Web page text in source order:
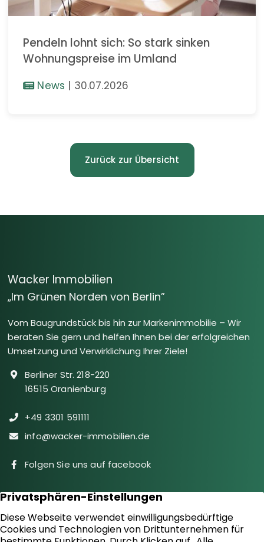
Pendeln lohnt sich: So stark sinken
Wohnungspreise im Umland
News | 30.07.2026
Zurück zur Übersicht
Wacker Immobilien
„Im Grünen Norden von Berlin”
Vom Baugrundstück bis hin zur Markenimmobilie – Wir
beraten Sie gern und helfen Ihnen bei der erfolgreichen
Umsetzung und Verwirklichung Ihrer Ziele!
Berliner Str. 218-220
16515 Oranienburg
+49 3301 591111
info@wacker-immobilien.de
Folgen Sie uns auf facebook
Immobilien
Downloads
Diensteistungen
Aktuelles